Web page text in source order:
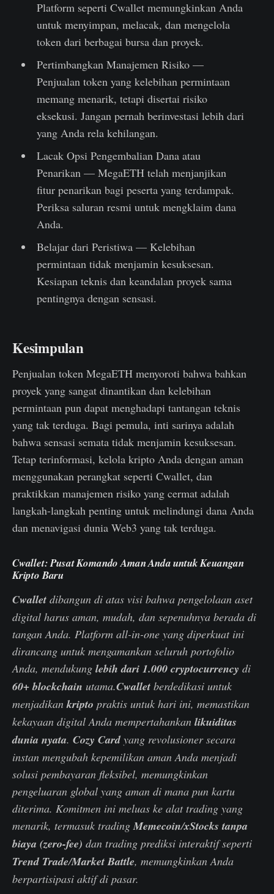
Platform seperti Cwallet memungkinkan Anda
untuk menyimpan, melacak, dan mengelola
token dari berbagai bursa dan proyek.
Pertimbangkan Manajemen Risiko —
Penjualan token yang kelebihan permintaan
memang menarik, tetapi disertai risiko
eksekusi. Jangan pernah berinvestasi lebih dari
yang Anda rela kehilangan.
Lacak Opsi Pengembalian Dana atau
Penarikan — MegaETH telah menjanjikan
fitur penarikan bagi peserta yang terdampak.
Periksa saluran resmi untuk mengklaim dana
Anda.
Belajar dari Peristiwa — Kelebihan
permintaan tidak menjamin kesuksesan.
Kesiapan teknis dan keandalan proyek sama
pentingnya dengan sensasi.
Kesimpulan
Penjualan token MegaETH menyoroti bahwa bahkan
proyek yang sangat dinantikan dan kelebihan
permintaan pun dapat menghadapi tantangan teknis
yang tak terduga. Bagi pemula, inti sarinya adalah
bahwa sensasi semata tidak menjamin kesuksesan.
Tetap terinformasi, kelola kripto Anda dengan aman
menggunakan perangkat seperti Cwallet, dan
praktikkan manajemen risiko yang cermat adalah
langkah-langkah penting untuk melindungi dana Anda
dan menavigasi dunia Web3 yang tak terduga.
Cwallet: Pusat Komando Aman Anda untuk Keuangan
Kripto Baru
Cwallet dibangun di atas visi bahwa pengelolaan aset
digital harus aman, mudah, dan sepenuhnya berada di
tangan Anda. Platform all-in-one yang diperkuat ini
dirancang untuk mengamankan seluruh portofolio
Anda, mendukung lebih dari 1.000 cryptocurrency di
60+ blockchain utama.Cwallet berdedikasi untuk
menjadikankripto praktis untuk hari ini, memastikan
kekayaan digital Anda mempertahankan likuiditas
dunia nyata. Cozy Cardyang revolusioner secara
instan mengubah kepemilikan aman Anda menjadi
solusi pembayaran fleksibel, memungkinkan
pengeluaran global yang aman di mana pun kartu
diterima. Komitmen ini meluas ke alat trading yang
menarik, termasuk tradingMemecoin/xStocks tanpa
biaya (zero-fee) dan trading prediksi interaktif seperti
Trend Trade/Market Battle, memungkinkan Anda
berpartisipasi aktif di pasar.